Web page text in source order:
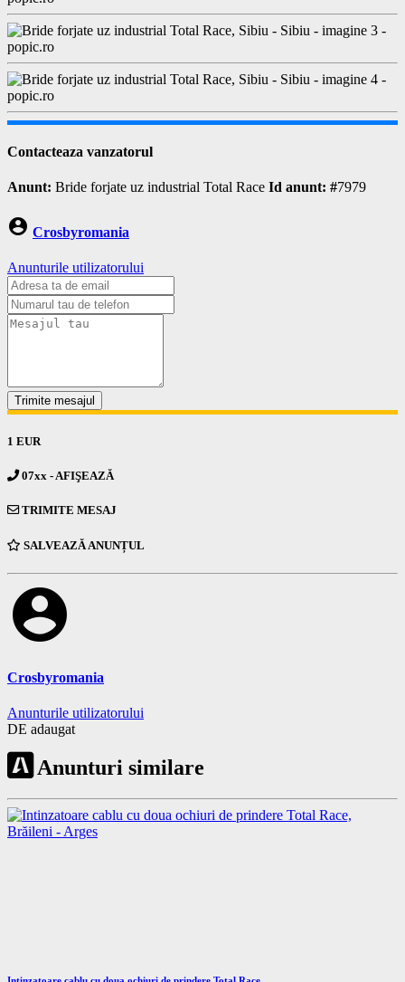
Contacteaza vanzatorul
Anunt: Bride forjate uz industrial Total Race Id anunt: #7979
account_circle Crosbyromania
Anunturile utilizatorului
Trimite mesajul
1 EUR
07xx - AFIŞEAZĂ
TRIMITE MESAJ
SALVEAZĂ ANUNȚUL
account_circle
Crosbyromania
Anunturile utilizatorului
DE adaugat
Anunturi similare